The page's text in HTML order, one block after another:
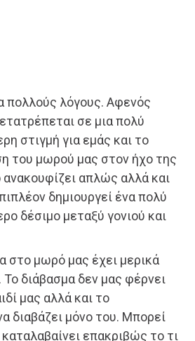
πολλούς λόγους. Αφενός
σε μια πολύ
στιγμή για εμάς και το
του μωρού μας στον ήχο της
απλώς αλλά και
δημιουργεί ένα πολύ
δέσιμο μεταξύ γονιού και
στο μωρό μας έχει μερικά
Το διάβασμα δεν μας φέρνει
μας αλλά και το
διαβάζει μόνο του. Μπορεί
επακριβώς το τι